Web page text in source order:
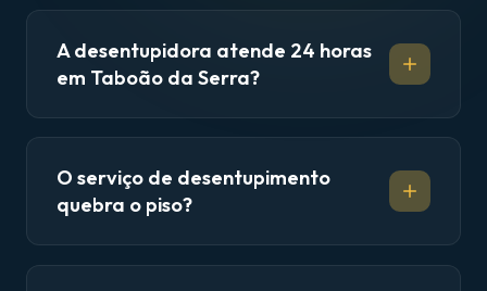
A desentupidora atende 24 horas
em Taboão da Serra?
O serviço de desentupimento
quebra o piso?